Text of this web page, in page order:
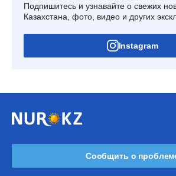
Подпишитесь и узнавайте о свежих
Казахстана, фото, видео и других
Instagram
Сообщить о